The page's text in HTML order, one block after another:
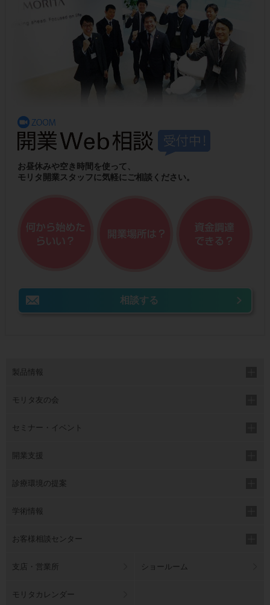
お昼休みや空き時間を使って、
モリタ開業スタッフに気軽にご相談ください。
相談する
製品情報
モリタ友の会
セミナー・イベント
開業支援
診療環境の提案
学術情報
お客様相談センター
支店・営業所 ショールーム
モリタカレンダー